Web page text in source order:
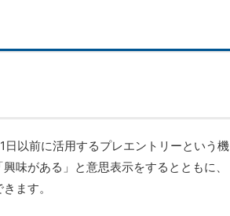
日以前に活用するプレエントリーという機
味がある」と意思表示をするとともに、
ます。